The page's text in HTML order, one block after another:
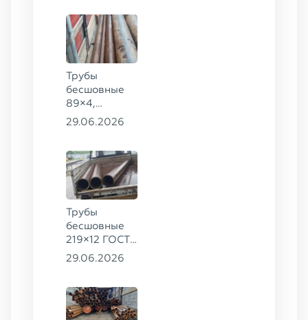
8732-78
сталь 09Г2С
Трубы
бесшовные
89×4,
203×20,
09Г2С
29.06.2026
Трубы
бесшовные
219×12 ГОСТ
8732-78, ст.
29.06.2026